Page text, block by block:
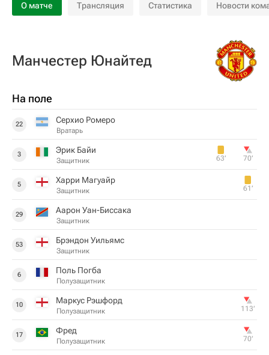
О матче Трансляция Статистика Новости
Манчестер Юнайтед
На поле
22 Серхио Ромеро
Вратарь
3 Эрик Байи
Защитник 63‎’‎ 70‎’‎
5 Харри Магуайр
Защитник 61‎’‎
29 Аарон Уан-Биссака
Защитник
53 Брэндон Уильямс
Защитник
6 Поль Погба
Полузащитник
10 Маркус Рэшфорд
Полузащитник 113‎’‎
17 Фред
Полузащитник 70‎’‎